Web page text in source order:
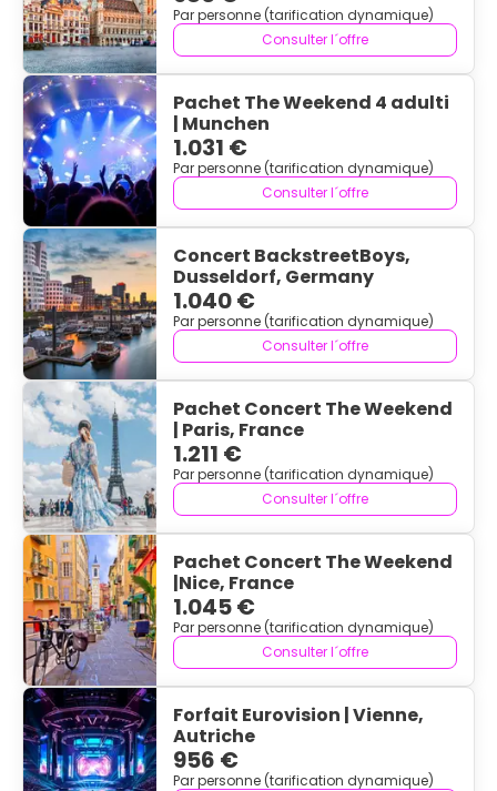
Par personne (tarification dynamique)
Consulter l´offre
Pachet The Weekend 4 adulti
| Munchen
1.031 €
Par personne (tarification dynamique)
Consulter l´offre
Concert BackstreetBoys,
Dusseldorf, Germany
1.040 €
Par personne (tarification dynamique)
Consulter l´offre
Pachet Concert The Weekend
| Paris, France
1.211 €
Par personne (tarification dynamique)
Consulter l´offre
Pachet Concert The Weekend
|Nice, France
1.045 €
Par personne (tarification dynamique)
Consulter l´offre
Forfait Eurovision | Vienne,
Autriche
956 €
Par personne (tarification dynamique)